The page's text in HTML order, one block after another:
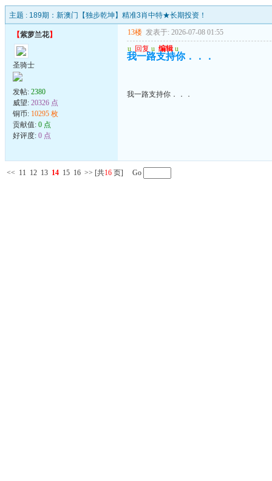
主题 : 189期：新澳门【独步乾坤】精准3肖中特★长期投资！
【紫萝兰花】
圣骑士
发帖: 2380
威望: 20326 点
铜币: 10295 枚
贡献值: 0 点
好评度: 0 点
13楼 发表于: 2026-07-08 01:55
u 回复 u 编辑 u
我一路支持你．．．
我一路支持你．．．
<< 11 12 13 14 15 16 >> [共16 页] Go